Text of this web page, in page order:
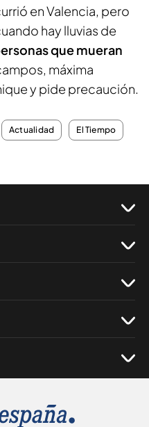
en Valencia, pero
hay lluvias de
que mueran
máxima
y pide precaución.
Actualidad El Tiempo